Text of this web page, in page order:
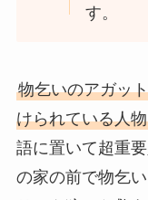
す。
物乞いのアガッ
けられている人物
語に置いて超重
の家の前で物乞